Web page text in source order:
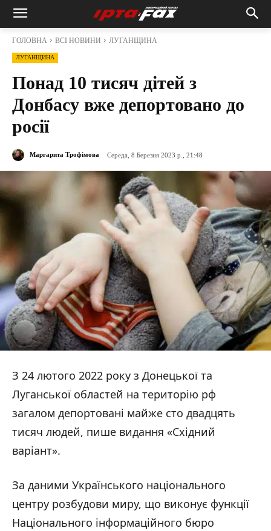
ГОЛОВНА ВСІ НОВИНИ ЛУГАНЩИНА
ЛУГАНЩИНА
Понад 10 тисяч дітей з
Донбасу вже депортовано до
росії
Маргарита Трофімова Середа, 8 Березня 2023 р., 21:48
З 24 лютого 2022 року з Донецької та
Луганської областей на територію рф
загалом депортовані майже сто двадцять
тисяч людей, пише видання «Східний
варіант».
За даними Українського національного
центру розбудови миру, що виконує функції
Національного інформаційного бюро